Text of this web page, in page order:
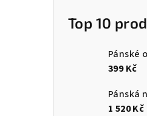
Top 10
399 Kč
1 520 Kč